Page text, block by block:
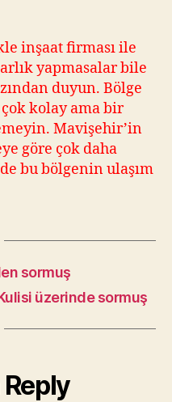
inşaat firması ile
yapmasalar bile
duyun. Bölge
kolay ama bir
Mavişehir’in
göre çok daha
bu bölgenin ulaşım
sormuş
üzerinde sormuş
Reply